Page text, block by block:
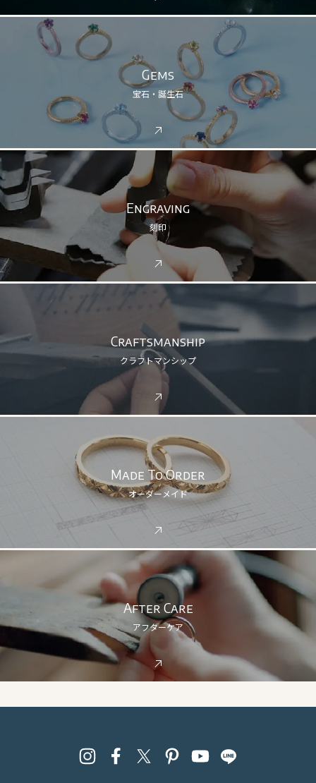
Gems
宝石・誕生石
Engraving
刻印
Craftsmanship
クラフトマンシップ
Made To Order
オーダーメイド
After Care
アフターケア